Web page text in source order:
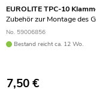
EUROLITE TPC-10
Zubehör zur Montage des
No. 59006856
Bestand reicht ca. 12 Wo.
7,50€